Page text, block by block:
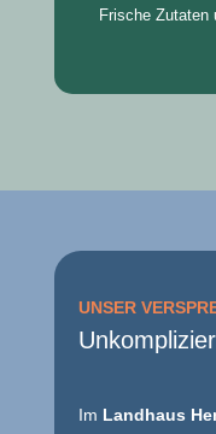
Frische Zutaten
UNSER
Im Landhaus